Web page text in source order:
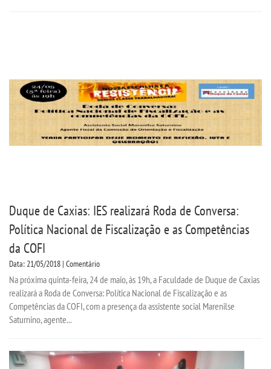
Duque de Caxias: IES realizará Roda de Conversa:
Política Nacional de Fiscalização e as Competências
da COFI
Data: 21/05/2018 | Comentário
Na próxima quinta-feira, 24 de maio, às 19h, a Faculdade de Duque de Caxias
realizará a Roda de Conversa: Política Nacional de Fiscalização e as
Competências da COFI, com a presença da assistente social Marenilse
Saturnino, agente...